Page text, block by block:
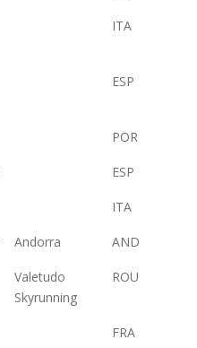
ITA
ESP
POR
ESP
ITA
Andorra AND
Valetudo
Skyrunning
ROU
FRA